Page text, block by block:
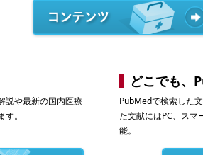
説や最新の国内医療
。
どこでも、
PubMedで検索した
た文献にはPC、スマ
能。